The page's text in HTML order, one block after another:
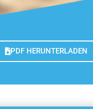
PDF HERUNTERLADEN